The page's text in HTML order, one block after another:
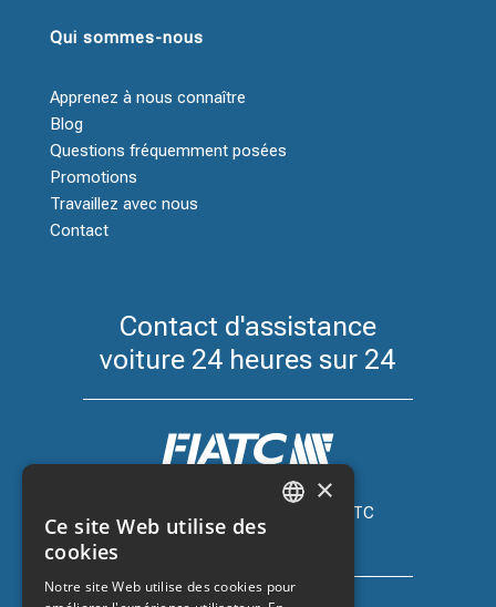
Qui sommes-nous
Apprenez à nous connaître
Blog
Questions fréquemment posées
Promotions
Travaillez avec nous
Contact
Contact d'assistance
voiture 24 heures sur 24
Assurance automobile avec FIATC
+34 918 66 98 06
×
Ce site Web utilise des
cookies
Notre site Web utilise des cookies pour